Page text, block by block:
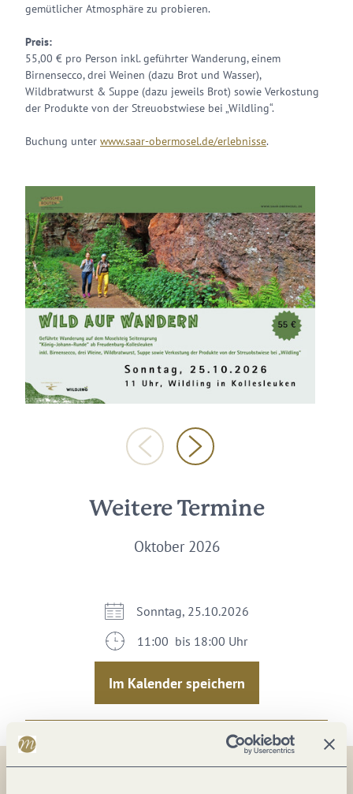
gemütlicher Atmosphäre zu probieren.
Preis:
55,00 € pro Person inkl. geführter Wanderung, einem
Birnensecco, drei Weinen (dazu Brot und Wasser),
Wildbratwurst & Suppe (dazu jeweils Brot) sowie Verkostung
der Produkte von der Streuobstwiese bei „Wildling“.
Buchung unter www.saar-obermosel.de/erlebnisse.
Weitere Termine
Oktober 2026
Sonntag, 25.10.2026
11:00 bis 18:00 Uhr
Im Kalender speichern